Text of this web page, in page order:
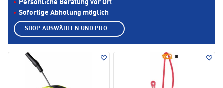
Persönliche Beratung vor Ort
Sofortige Abholung möglich
SHOP AUSWÄHLEN UND PRODUKTE ANZEIGEN